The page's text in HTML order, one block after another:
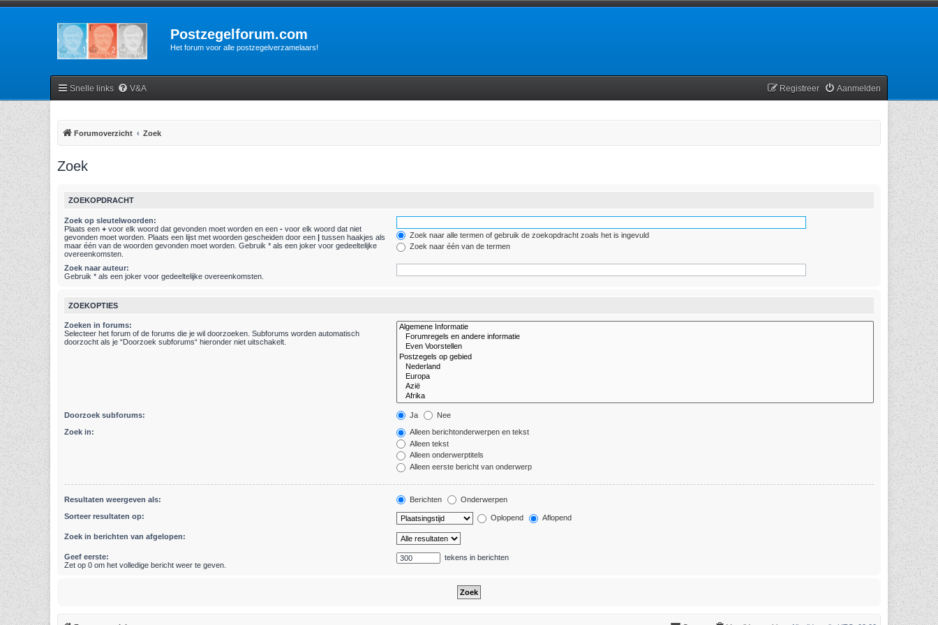
Postzegelforum.com
Het forum voor alle postzegelverzamelaars!
Snelle links V&A Aanmelden
Registreer
Forumoverzicht Zoek
Zoek
ZOEKOPDRACHT
Zoek op sleutelwoorden:
Plaats een + voor elk woord dat gevonden moet worden en een - voor elk woord dat niet
gevonden moet worden. Plaats een lijst met woorden gescheiden door een | tussen haakjes als
maar één van de woorden gevonden moet worden. Gebruik * als een joker voor gedeeltelijke
overeenkomsten.
Zoek naar alle termen of gebruik de zoekopdracht zoals het is ingevuld
Zoek naar één van de termen
Zoek naar auteur:
Gebruik * als een joker voor gedeeltelijke overeenkomsten.
ZOEKOPTIES
Zoeken in forums:
Selecteer het forum of de forums die je wil doorzoeken. Subforums worden automatisch
doorzocht als je “Doorzoek subforums“ hieronder niet uitschakelt.
Doorzoek subforums: Ja Nee
Zoek in:
Alleen berichtonderwerpen en tekst
Alleen tekst
Alleen onderwerptitels
Alleen eerste bericht van onderwerp
Resultaten weergeven als: Berichten Onderwerpen
Sorteer resultaten op: Oplopend Aflopend
Zoek in berichten van afgelopen:
Geef eerste:
Zet op 0 om het volledige bericht weer te geven.
tekens in berichten